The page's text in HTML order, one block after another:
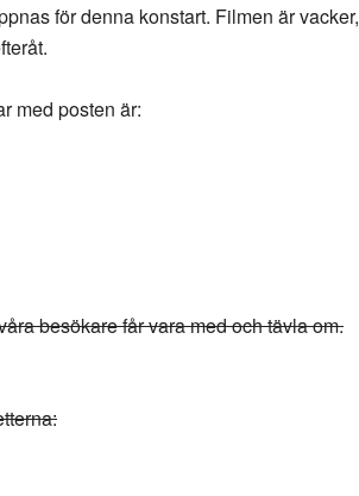
för denna konstart. Filmen är vacker,
med posten är:
besökare får vara med och tävla om.